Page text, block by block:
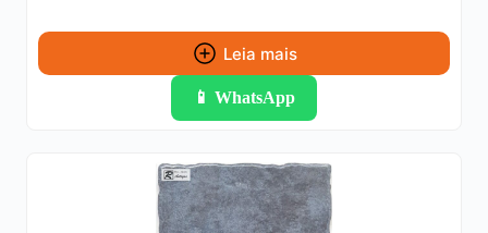
Leia mais
📱 WhatsApp